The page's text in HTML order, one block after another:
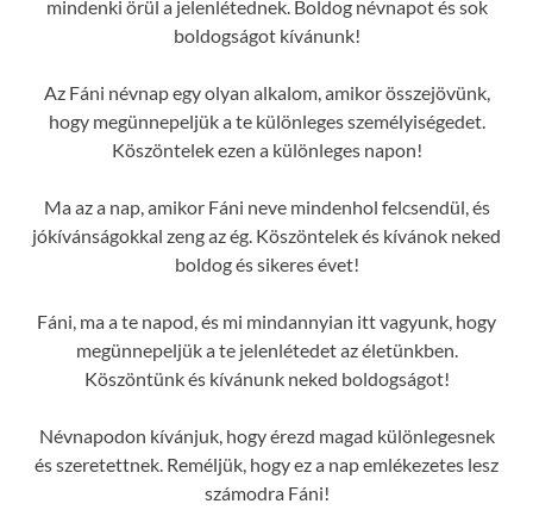
mindenki örül a jelenlétednek. Boldog névnapot és sok
boldogságot kívánunk!
Az Fáni névnap egy olyan alkalom, amikor összejövünk,
hogy megünnepeljük a te különleges személyiségedet.
Köszöntelek ezen a különleges napon!
Ma az a nap, amikor Fáni neve mindenhol felcsendül, és
jókívánságokkal zeng az ég. Köszöntelek és kívánok neked
boldog és sikeres évet!
Fáni, ma a te napod, és mi mindannyian itt vagyunk, hogy
megünnepeljük a te jelenlétedet az életünkben.
Köszöntünk és kívánunk neked boldogságot!
Névnapodon kívánjuk, hogy érezd magad különlegesnek
és szeretettnek. Reméljük, hogy ez a nap emlékezetes lesz
számodra Fáni!